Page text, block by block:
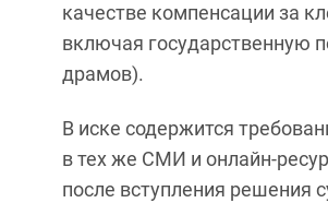
качестве компенсации за
включая государственную
драмов).
В иске содержится
в тех же СМИ и онлайн-
после вступления решения